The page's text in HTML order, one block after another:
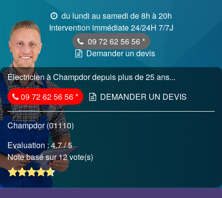
du lundi au samedi de 8h à 20h
Intervention immédiate 24/24H 7/7J
09 72 62 56 56 *
Demander un devis
Electricien à Champdor depuis plus de 25 ans...
09 72 62 56 56* DEMANDER UN DEVIS
Champdor (01110)
Evaluation :4.7/ 5
Note basé sur 12 vote(s)